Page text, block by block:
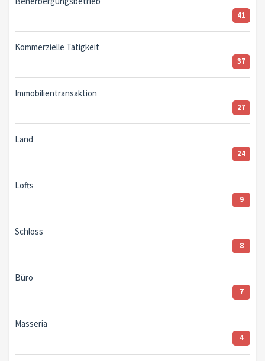
41
Kommerzielle Tätigkeit
37
Immobilientransaktion
27
Land
24
Lofts
9
Schloss
8
Büro
7
Masseria
4